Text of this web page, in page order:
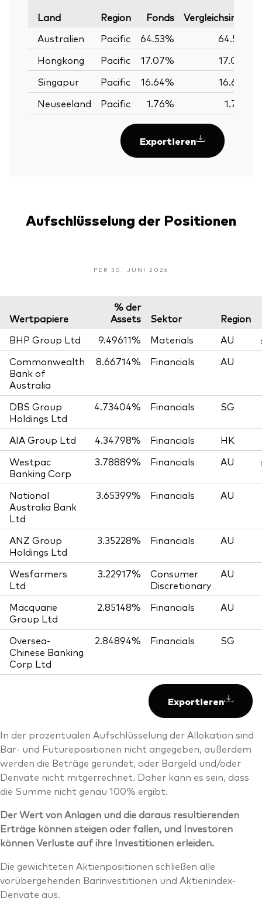
Land Region Fonds Vergleichsindex
Australien Pacific 64.53%
64.53%
Hongkong
Pacific 17.07%
17.07%
Singapur
Pacific 16.64%
16.64%
Neuseeland
Pacific 1.76% 1.76%
Exportieren
Aufschlüsselung der Positionen
PER 30. JUNI 2026
Wertpapiere
% der
Assets
Sektor
Region
BHP Group Ltd
9.49611% Materials AU
Commonwealth
Bank of
Australia
8.66714% Financials AU
DBS Group
Holdings Ltd
4.73404% Financials SG
AIA Group Ltd 4.34798% Financials
HK
Westpac
Banking Corp
3.78889% Financials AU
National
Australia Bank
Ltd
3.65399% Financials AU
ANZ Group
Holdings Ltd
3.35228% Financials AU
Wesfarmers
Ltd
3.22917%
Consumer
Discretionary
AU
Macquarie
Group Ltd
2.85148% Financials AU
Oversea-
Chinese Banking
Corp Ltd
2.84894% Financials SG
Exportieren
In der prozentualen Aufschlüsselung der Allokation sind
Bar- und Futurepositionen nicht angegeben, außerdem
werden die Beträge gerundet, oder Bargeld und/oder
Derivate nicht mitgerrechnet. Daher kann es sein, dass
die Summe nicht genau 100% ergibt.
Der Wert von Anlagen und die daraus resultierenden
Erträge können steigen oder fallen, und Investoren
können Verluste auf ihre Investitionen erleiden.
Die gewichteten Aktienpositionen schließen alle
vorübergehenden Barinvestitionen und Aktienindex-
Derivate aus.